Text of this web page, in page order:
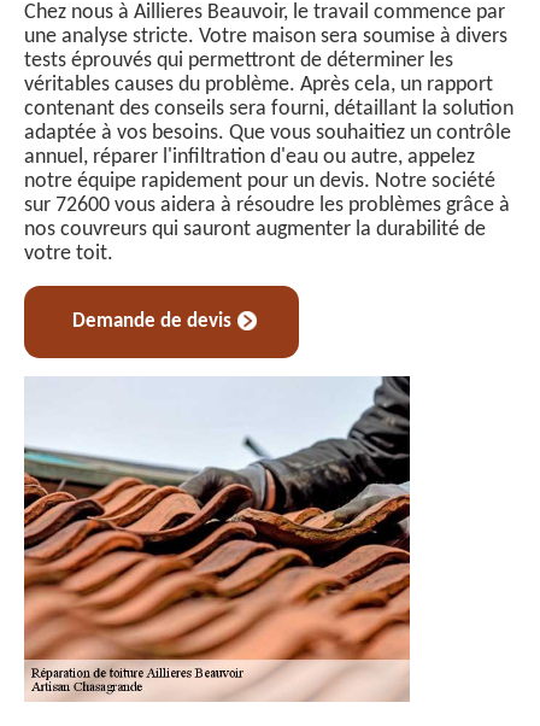
Chez nous à Aillieres Beauvoir, le travail commence par
une analyse stricte. Votre maison sera soumise à divers
tests éprouvés qui permettront de déterminer les
véritables causes du problème. Après cela, un rapport
contenant des conseils sera fourni, détaillant la solution
adaptée à vos besoins. Que vous souhaitiez un contrôle
annuel, réparer l'infiltration d'eau ou autre, appelez
notre équipe rapidement pour un devis. Notre société
sur 72600 vous aidera à résoudre les problèmes grâce à
nos couvreurs qui sauront augmenter la durabilité de
votre toit.
Demande de devis